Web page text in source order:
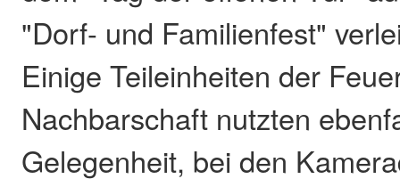
"Dorf- und Familienfest"
Einige Teileinheiten der
Nachbarschaft nutzten
Gelegenheit, bei den